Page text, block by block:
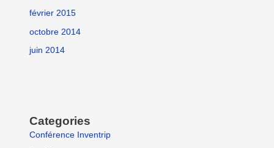
février 2015
octobre 2014
juin 2014
Categories
Conférence Inventrip